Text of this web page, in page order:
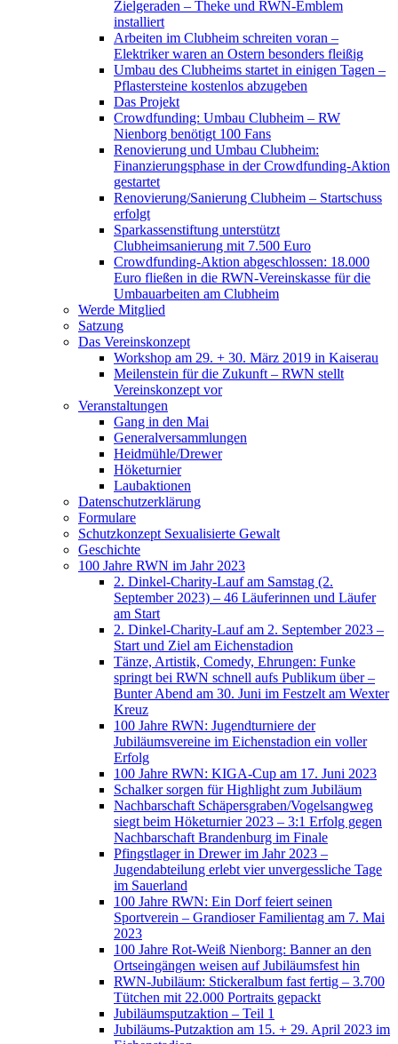
Zielgeraden – Theke und RWN-Emblem
installiert
Arbeiten im Clubheim schreiten voran –
Elektriker waren an Ostern besonders fleißig
Umbau des Clubheims startet in einigen Tagen –
Pflastersteine kostenlos abzugeben
Das Projekt
Crowdfunding: Umbau Clubheim – RW
Nienborg benötigt 100 Fans
Renovierung und Umbau Clubheim:
Finanzierungsphase in der Crowdfunding-Aktion
gestartet
Renovierung/Sanierung Clubheim – Startschuss
erfolgt
Sparkassenstiftung unterstützt
Clubheimsanierung mit 7.500 Euro
Crowdfunding-Aktion abgeschlossen: 18.000
Euro fließen in die RWN-Vereinskasse für die
Umbauarbeiten am Clubheim
Werde Mitglied
Satzung
Das Vereinskonzept
Workshop am 29. + 30. März 2019 in Kaiserau
Meilenstein für die Zukunft – RWN stellt
Vereinskonzept vor
Veranstaltungen
Gang in den Mai
Generalversammlungen
Heidmühle/Drewer
Höketurnier
Laubaktionen
Datenschutzerklärung
Formulare
Schutzkonzept Sexualisierte Gewalt
Geschichte
100 Jahre RWN im Jahr 2023
2. Dinkel-Charity-Lauf am Samstag (2.
September 2023) – 46 Läuferinnen und Läufer
am Start
2. Dinkel-Charity-Lauf am 2. September 2023 –
Start und Ziel am Eichenstadion
Tänze, Artistik, Comedy, Ehrungen: Funke
springt bei RWN schnell aufs Publikum über –
Bunter Abend am 30. Juni im Festzelt am Wexter
Kreuz
100 Jahre RWN: Jugendturniere der
Jubiläumsvereine im Eichenstadion ein voller
Erfolg
100 Jahre RWN: KIGA-Cup am 17. Juni 2023
Schalker sorgen für Highlight zum Jubiläum
Nachbarschaft Schäpersgraben/Vogelsangweg
siegt beim Höketurnier 2023 – 3:1 Erfolg gegen
Nachbarschaft Brandenburg im Finale
Pfingstlager in Drewer im Jahr 2023 –
Jugendabteilung erlebt vier unvergessliche Tage
im Sauerland
100 Jahre RWN: Ein Dorf feiert seinen
Sportverein – Grandioser Familientag am 7. Mai
2023
100 Jahre Rot-Weiß Nienborg: Banner an den
Ortseingängen weisen auf Jubiläumsfest hin
RWN-Jubiläum: Stickeralbum fast fertig – 3.700
Tütchen mit 22.000 Portraits gepackt
Jubiläumsputzaktion – Teil 1
Jubiläums-Putzaktion am 15. + 29. April 2023 im